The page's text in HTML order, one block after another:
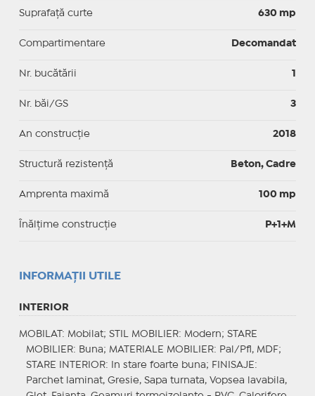
Suprafaţă curte 630 mp
Compartimentare Decomandat
Nr. bucătării 1
Nr. băi/GS 3
An construcție 2018
Structură rezistență Beton, Cadre
Amprenta maximă 100 mp
Înălțime construcție P+1+M
INFORMAŢII UTILE
INTERIOR
MOBILAT : Mobilat; STIL MOBILIER: Modern; STARE
MOBILIER: Buna; MATERIALE MOBILIER: Pal/Pfl, MDF;
STARE INTERIOR: In stare foarte buna; FINISAJE :
Parchet laminat, Gresie, Sapa turnata, Vopsea lavabila,